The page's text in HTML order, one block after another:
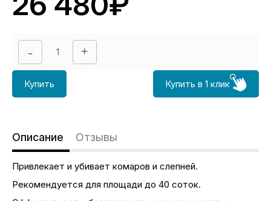
Купить Купить в 1 клик
Описание Отзывы
Привлекает и убивает комаров и слепней.
Рекомендуется для площади до 40 соток.